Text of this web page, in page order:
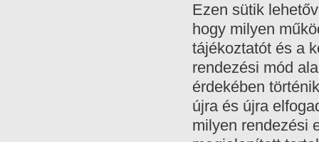
Ezen sütik
hogy milyen
tájékoztatót és a
rendezési mód
érdekében
újra és újra
milyen rendezési